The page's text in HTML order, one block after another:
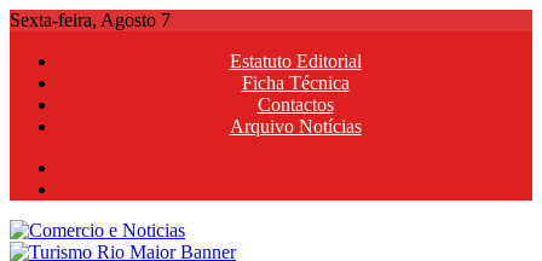
Skip
content
Sexta-feira, Agosto 7
Estatuto Editorial
Ficha Técnica
Contactos
Arquivo Notícias